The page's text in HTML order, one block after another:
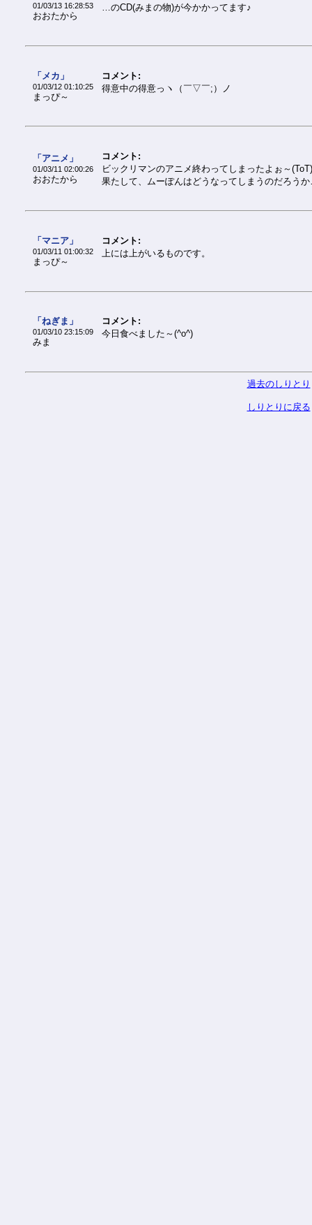
01/03/13 16:28:53
おおたから
…のCD(みまの物)が今かかってます♪
「メカ」
01/03/12 01:10:25
まっぴ～
コメント:
得意中の得意っヽ（￣▽￣;）ノ
「アニメ」
01/03/11 02:00:26
おおたから
コメント:
ビックリマンのアニメ終わってしまったよぉ～(ToT)
果たして、ムーぽんはどうなってしまうのだろう
「マニア」
01/03/11 01:00:32
まっぴ～
コメント:
上には上がいるものです。
「ねぎま」
01/03/10 23:15:09
みま
コメント:
今日食べました～(^o^)
過去のしりとり
しりとりに戻る